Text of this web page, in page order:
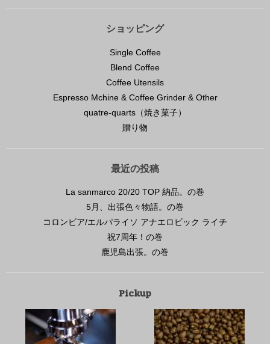
ショッピング
Single Coffee
Blend Coffee
Coffee Utensils
Espresso Mchine & Coffee Grinder & Other
quatre-quarts（焼き菓子）
贈り物
最近の投稿
La sanmarco 20/20 TOP 納品。の巻
5月、出張色々物語。の巻
コロンビア/エルパライソ アナエロビック ライチ
祝7周年！の巻
鹿児島出張。の巻
Pickup